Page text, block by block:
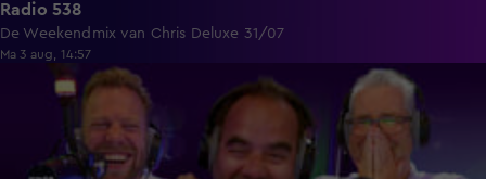
Radio 538
De Weekendmix van Chris Deluxe 31/07
Ma 3 aug, 14:57